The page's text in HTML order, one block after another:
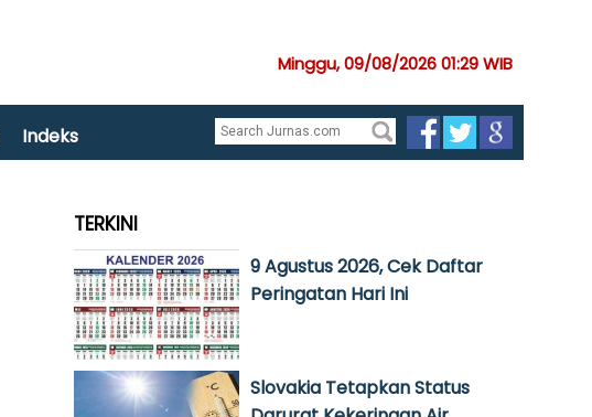
Minggu, 09/08/2026 01:29 WIB
Indeks
TERKINI
9 Agustus 2026, Cek Daftar
Peringatan Hari Ini
Slovakia Tetapkan Status